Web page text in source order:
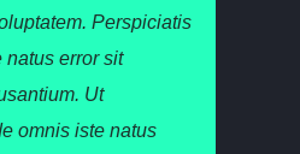
Perspiciatis
natus error sit
Ut
omnis iste natus